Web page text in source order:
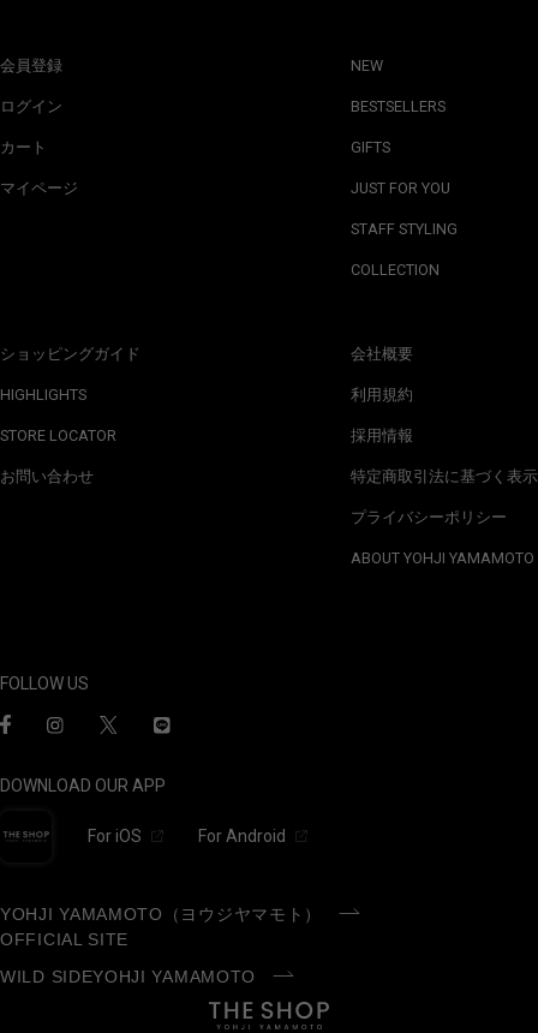
会員登録
ログイン
カート
マイページ
ショッピングガイド
HIGHLIGHTS
STORE LOCATOR
お問い合わせ
NEW
BESTSELLERS
GIFTS
JUST FOR YOU
STAFF STYLING
COLLECTION
会社概要
利用規約
採用情報
特定商取引法に基づく表示
プライバシーポリシー
ABOUT YOHJI YAMAMOTO
FOLLOW US
DOWNLOAD OUR APP
For iOS For Android
YOHJI YAMAMOTO（ヨウジヤマモト）
OFFICIAL SITE
WILD SIDEYOHJI YAMAMOTO